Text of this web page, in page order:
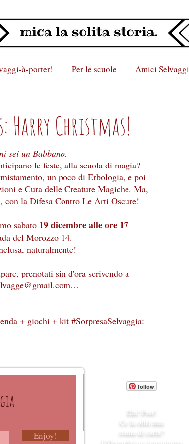
à-porter! Per le scuole Amici Selvaggi
Harry Christmas!
sei un Babbano.
le feste, alla scuola di magia?
un poco di Erbologia, e poi
e Cura delle Creature Magiche. Ma,
con la Difesa Contro Le Arti Oscure!
sabato 19 dicembre alle ore 17
del Morozzo 14.
naturalmente!
prenotati sin d'ora scrivendo a
…
+ giochi + kit #SorpresaSelvaggia:
Enjoy!
follow
Ehi! Psst!
Ce la offri una
risma di carta?
I Merendai ne consumano